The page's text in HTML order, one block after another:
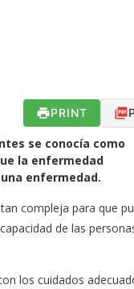
PRINT
se conocía como
la enfermedad
enfermedad.
compleja para que
de las
los cuidados